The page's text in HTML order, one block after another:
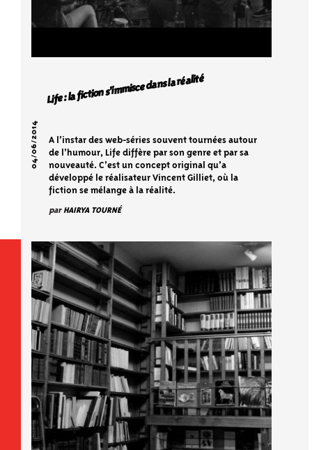
Life : la fiction s’immisce dans la réalité
04/06/2014
A l’instar des web-séries souvent tournées autour
de l’humour, Life diffère par son genre et par sa
nouveauté. C’est un concept original qu’a
développé le réalisateur Vincent Gilliet, où la
fiction se mélange à la réalité.
parHAIRYA TOURNÉ